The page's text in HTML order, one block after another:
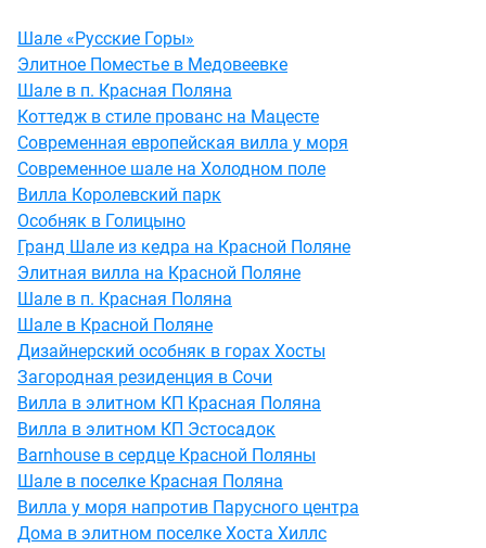
Шале «Русские Горы»
Элитное Поместье в Медовеевке
Шале в п. Красная Поляна
Коттедж в стиле прованс на Мацесте
Современная европейская вилла у моря
Современное шале на Холодном поле
Вилла Королевский парк
Особняк в Голицыно
Гранд Шале из кедра на Красной Поляне
Элитная вилла на Красной Поляне
Шале в п. Красная Поляна
Шале в Красной Поляне
Дизайнерский особняк в горах Хосты
Загородная резиденция в Сочи
Вилла в элитном КП Красная Поляна
Вилла в элитном КП Эстосадок
Barnhouse в сердце Красной Поляны
Шале в поселке Красная Поляна
Вилла у моря напротив Парусного центра
Дома в элитном поселке Хоста Хиллс